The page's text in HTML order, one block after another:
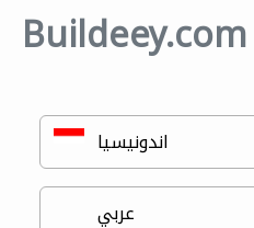
Buildeey.com